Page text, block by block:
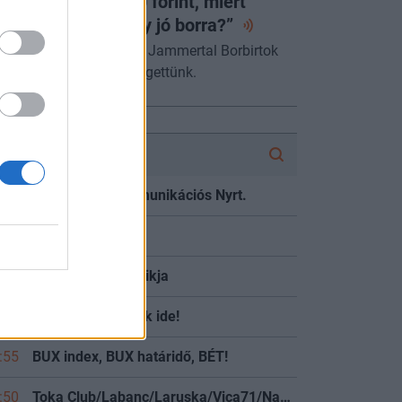
a pénzt egy jó borra?”
Róberttel, a villányi Jammertal Borbirtok
beszélgettünk.
FÓRUM
Gloster Infokommunikációs Nyrt.
MOLly tulajok topikja
OTP részvényesek ide!
BUX index, BUX határidő, BÉT!
Toka Club/Labanc/Laruska/Vica71/Nacky/Bpali/Oldrider/Josefernando/Mcbull/Kawaszabi